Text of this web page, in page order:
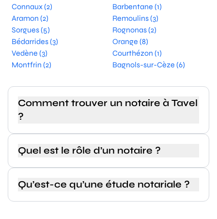
Connaux (2)
Barbentane (1)
Aramon (2)
Remoulins (3)
Sorgues (5)
Rognonas (2)
Bédarrides (3)
Orange (8)
Vedène (3)
Courthézon (1)
Montfrin (2)
Bagnols-sur-Cèze (6)
Comment trouver un notaire à Tavel
?
Quel est le rôle d’un notaire ?
Qu’est-ce qu’une étude notariale ?